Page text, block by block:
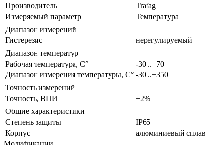
Производитель
Trafag
Измеряемый параметр
Температура
Диапазон измерений
Гистерезис
нерегулируемый
Диапазон температур
Рабочая температура, С°
-30...+70
Диапазон измерения температуры, С° -30...+350
Точность измерений
Точность, ВПИ
±2%
Общие характеристики
Степень защиты
IP65
Корпус
алюминиевый сплав
Модификации